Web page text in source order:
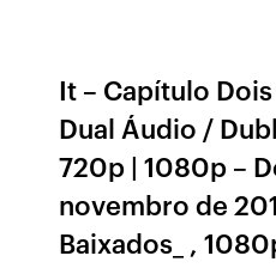
It – Capítulo
Dual Áudio /
720p | 1080p –
novembro de
Baixados_ ,